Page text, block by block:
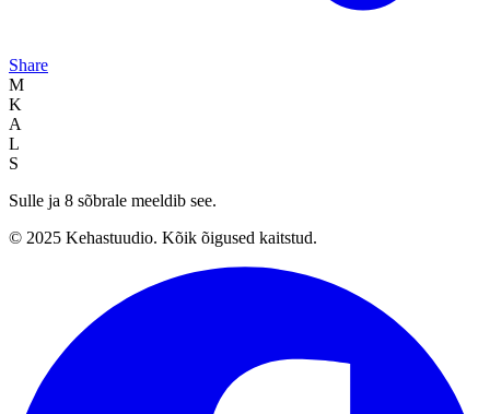
Share
M
K
A
L
S
Sulle ja 8 sõbrale meeldib see.
© 2025 Kehastuudio. Kõik õigused kaitstud.